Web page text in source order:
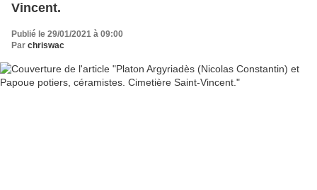
Vincent.
Publié le 29/01/2021 à 09:00
Par chriswac